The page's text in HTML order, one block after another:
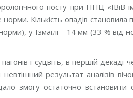
посту при ННЦ «ІВіВ
Кількість опадів становила
у Ізмаїлі – 14 мм (33 % від
і суцвіть, в першій декаді
результат аналізів
змогу остаточно встановити